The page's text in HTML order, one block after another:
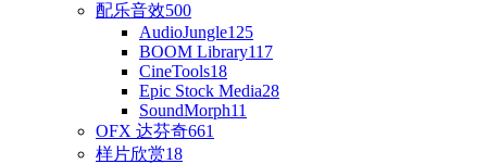
配乐音效500
AudioJungle125
BOOM Library117
CineTools18
Epic Stock Media28
SoundMorph11
OFX 达芬奇661
样片欣赏18